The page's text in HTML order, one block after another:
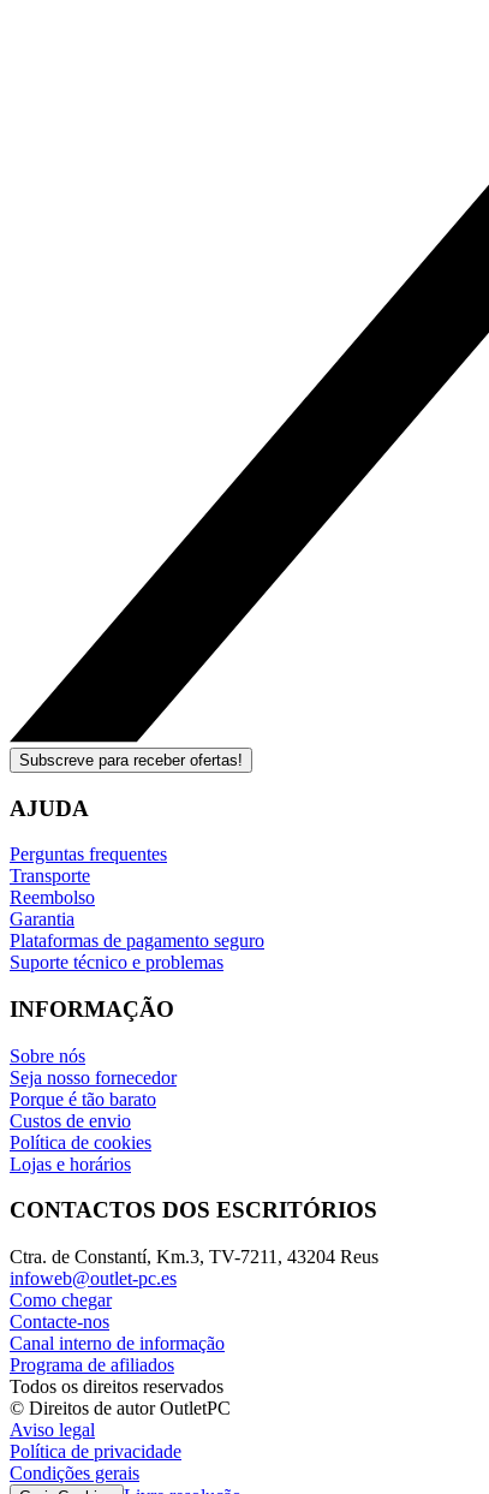
Subscreve para receber ofertas!
AJUDA
Perguntas frequentes
Transporte
Reembolso
Garantia
Plataformas de pagamento seguro
Suporte técnico e problemas
INFORMAÇÃO
Sobre nós
Seja nosso fornecedor
Porque é tão barato
Custos de envio
Política de cookies
Lojas e horários
CONTACTOS DOS ESCRITÓRIOS
Ctra. de Constantí, Km.3, TV-7211, 43204 Reus
infoweb@outlet-pc.es
Como chegar
Contacte-nos
Canal interno de informação
Programa de afiliados
Todos os direitos reservados
© Direitos de autor OutletPC
Aviso legal
Política de privacidade
Condições gerais